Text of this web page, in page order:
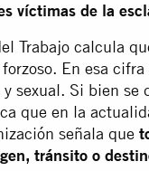
víctimas de la
Trabajo calcula
En esa
sexual. Si bien se
que en la
señala que
tránsito o